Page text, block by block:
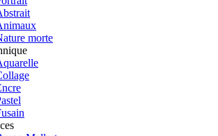
morte